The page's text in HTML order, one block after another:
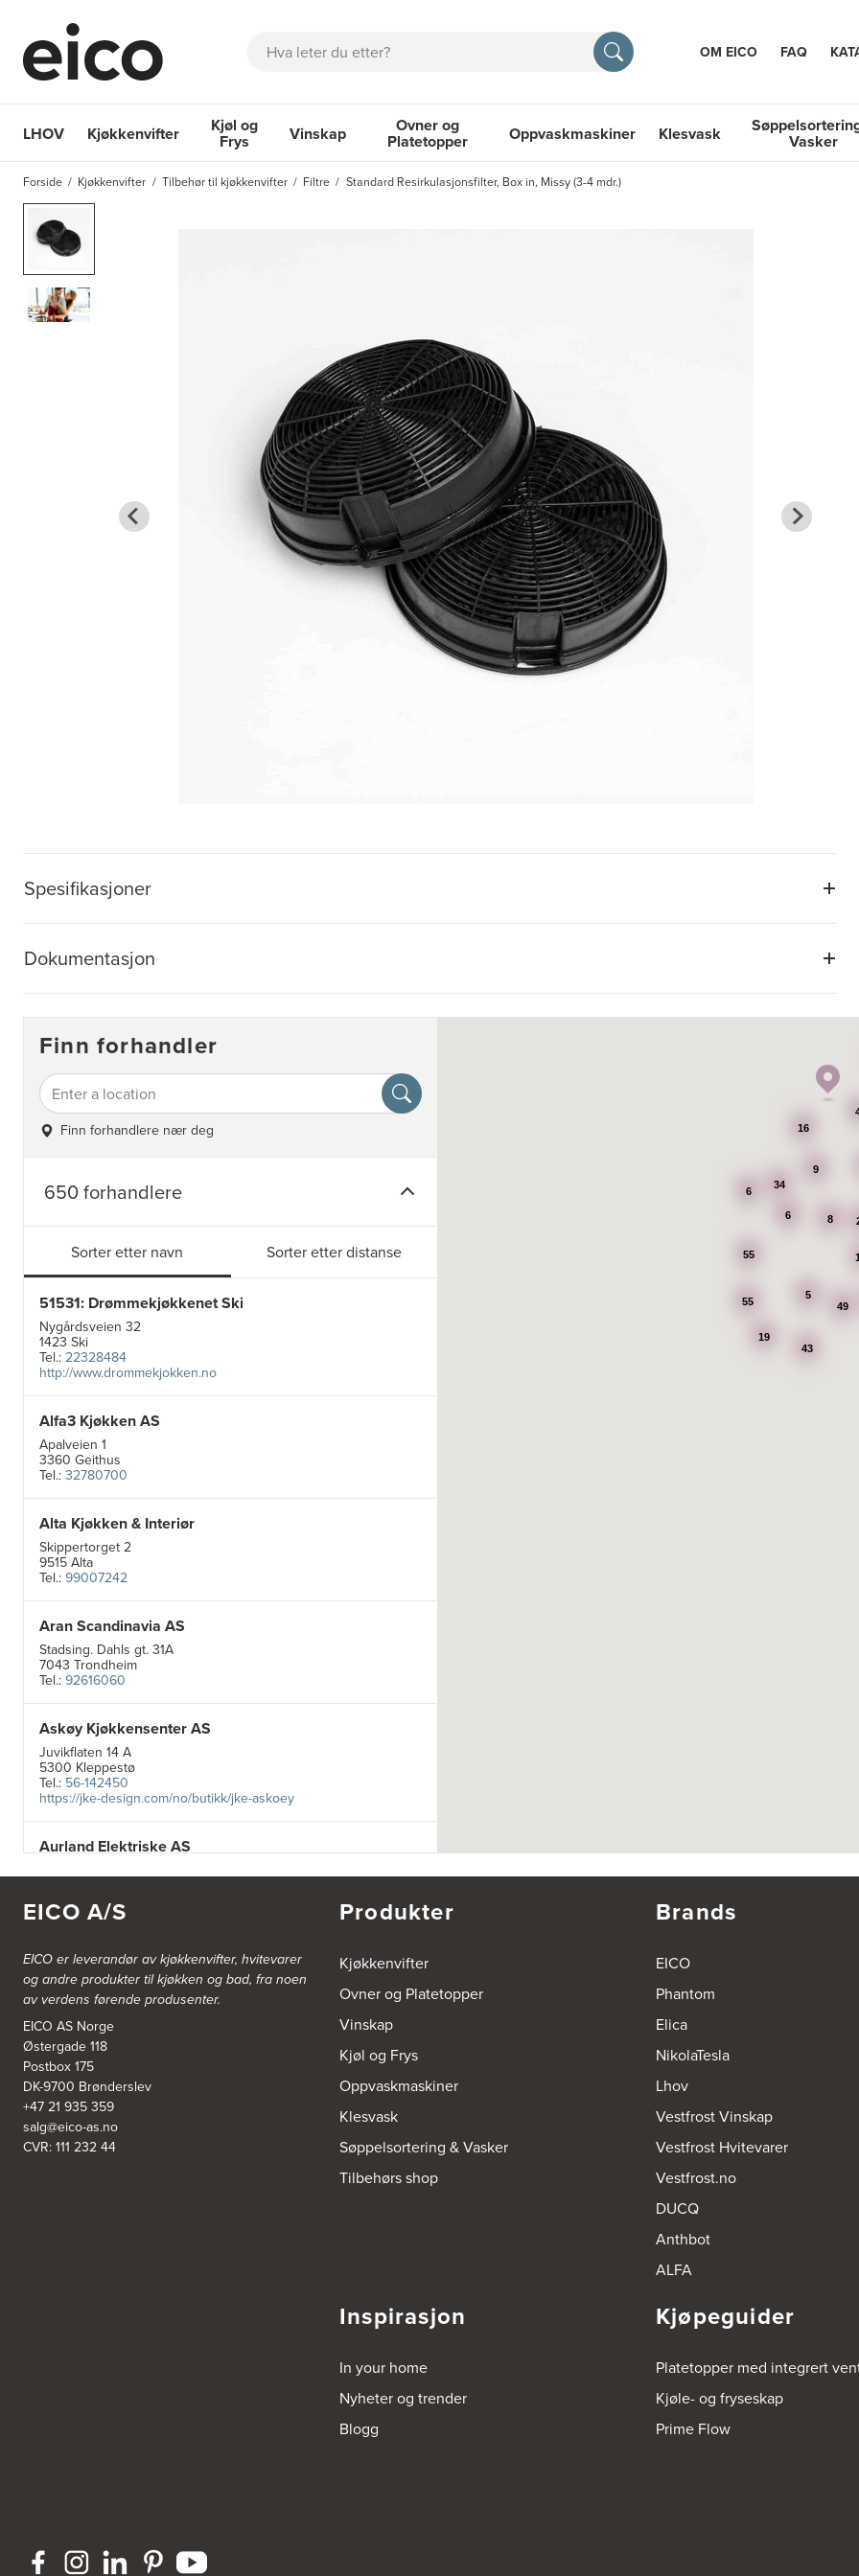
Søk OM EICO FAQ
LHOV Kjøkkenvifter
Kjøkkenvifter
Kjøl og
Frys
Kjøl og Frys
Vinskap
Vinskap
Ovner og
Platetopper
Ovner og Platetopper
Oppvaskmaskiner
Oppvaskmaskiner
Klesvask Vasker
Forside Kjøkkenvifter Tilbehør til kjøkkenvifter Filtre Standard Resirkulasjonsfilter, Box in, Missy (3-4 mdr.)
Spesifikasjoner
Dokumentasjon
Finn forhandler
Finn forhandlere nær deg
650 forhandlere
Sorter etter navn Sorter etter distanse
51531: Drømmekjøkkenet Ski
Nygårdsveien 32
1423 Ski
Tel.: 22328484
http://www.drommekjokken.no
Alfa3 Kjøkken AS
Apalveien 1
3360 Geithus
Tel.: 32780700
Alta Kjøkken & Interiør
Skippertorget 2
9515 Alta
Tel.: 99007242
Aran Scandinavia AS
Stadsing. Dahls gt. 31A
7043 Trondheim
Tel.: 92616060
Askøy Kjøkkensenter AS
Juvikflaten 14 A
5300 Kleppestø
Tel.: 56-142450
https://jke-design.com/no/butikk/jke-askoey
Aurland Elektriske AS
Tel.: 57-633463
Bekkestua kjøkkenstudio as
Gamle Ringeriksvei 32
1357 Bekkestua
Tel.:99228877
Bergen Kjøkkensenter A/S
Hellevegen 228
5039 Bergen
Tel.:55-395060
Bjerkreim Trelast AS
http://www.interiormesteren.no
49
55
55
34
16
43
6
5
8
19
9
6
EICO A/S
EICO er leverandør av kjøkkenvifter, hvitevarer
og andre produkter til kjøkken og bad, fra noen
av verdens førende produsenter.
EICO AS Norge
Østergade 118
Postbox 175
DK-9700 Brønderslev
+47 21 935 359
salg@eico-as.no
CVR: 111 232 44
Produkter
Kjøkkenvifter
Ovner og Platetopper
Vinskap
Kjøl og Frys
Oppvaskmaskiner
Klesvask
Søppelsortering & Vasker
Tilbehørs shop
Brands
EICO
Phantom
Elica
NikolaTesla
Lhov
Vestfrost Vinskap
Vestfrost Hvitevarer
Vestfrost.no
DUCQ
Anthbot
ALFA
Inspirasjon
In your home
Nyheter og trender
Blogg
Kjøpeguider
Platetopper med integrert
Kjøle- og fryseskap
Prime Flow